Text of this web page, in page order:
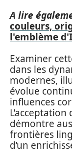
A lire
couleurs,
l'emblème
Examiner
dans les
modernes,
évolue
influences
démontre
frontières
d’un